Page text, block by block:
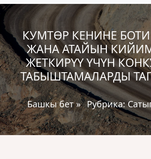
КУМТӨР КЕНИНЕ
ЖАНА АТАЙЫН
ЖЕТКИРҮҮ ҮЧҮН
ТАБЫШТАМАЛАРДЫ
Башкы бет» Рубрика: